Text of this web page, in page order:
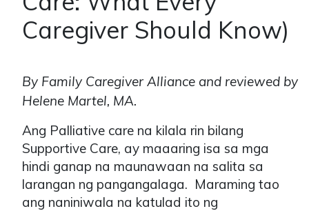
Caregiver Should Know)
By Family Caregiver Alliance and reviewed by
Helene Martel, MA.
Ang Palliative care na kilala rin bilang
Supportive Care, ay maaaring isa sa mga
hindi ganap na maunawaan na salita sa
larangan ng pangangalaga. Maraming tao
ang naniniwala na katulad ito ng